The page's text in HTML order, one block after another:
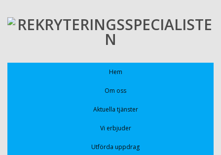
Hem
Om oss
Aktuella tjänster
Vi erbjuder
Utförda uppdrag